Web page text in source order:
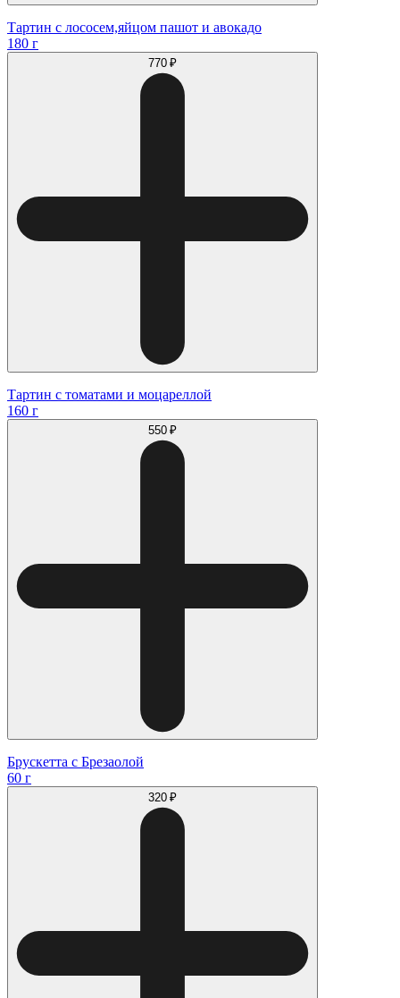
Тартин с лососем,яйцом пашот и авокадо
180 г
770 ₽
Тартин с томатами и моцареллой
160 г
550 ₽
Брускетта с Брезаолой
60 г
320 ₽